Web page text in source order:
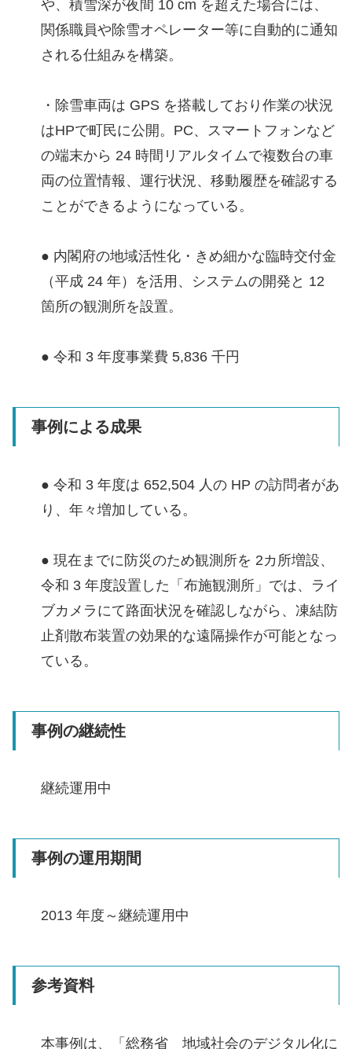
や、積雪深が夜間 10 cm を超えた場合には、
関係職員や除雪オペレーター等に自動的に通知
される仕組みを構築。
・除雪車両は GPS を搭載しており作業の状況
はHPで町民に公開。PC、スマートフォンなど
の端末から 24 時間リアルタイムで複数台の車
両の位置情報、運行状況、移動履歴を確認する
ことができるようになっている。
● 内閣府の地域活性化・きめ細かな臨時交付金
（平成 24 年）を活用、システムの開発と 12
箇所の観測所を設置。
● 令和 3 年度事業費 5,836 千円
事例による成果
● 令和 3 年度は 652,504 人の HP の訪問者があ
り、年々増加している。
● 現在までに防災のため観測所を 2カ所増設、
令和 3 年度設置した「布施観測所」では、ライ
ブカメラにて路面状況を確認しながら、凍結防
止剤散布装置の効果的な遠隔操作が可能となっ
ている。
事例の継続性
継続運用中
事例の運用期間
2013 年度～継続運用中
参考資料
本事例は、「総務省 地域社会のデジタル化に